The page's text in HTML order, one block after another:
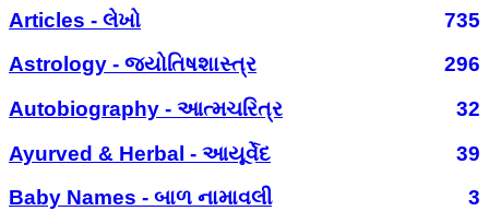
Articles - લેખો
735
Astrology - જ્યોતિષશાસ્ત્ર
296
Autobiography - આત્મચરિત્ર
32
Ayurved & Herbal - આયૂર્વેદ
39
Baby Names - બાળ નામાવલી
3